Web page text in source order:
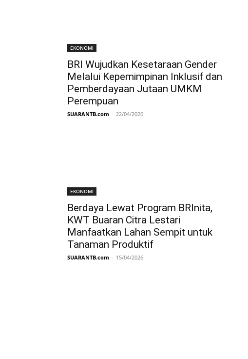
EKONOMI
BRI Wujudkan Kesetaraan Gender
Melalui Kepemimpinan Inklusif dan
Pemberdayaan Jutaan UMKM
Perempuan
SUARANTB.com - 22/04/2026
EKONOMI
Berdaya Lewat Program BRInita,
KWT Buaran Citra Lestari
Manfaatkan Lahan Sempit untuk
Tanaman Produktif
SUARANTB.com - 15/04/2026